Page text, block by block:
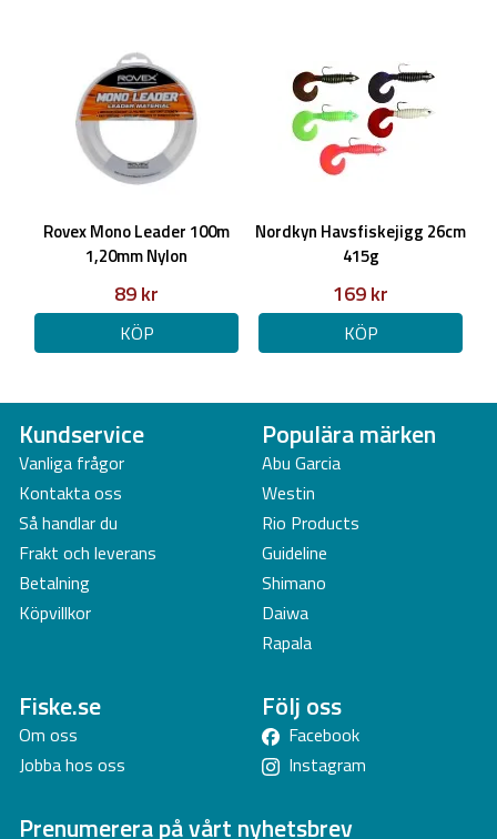
Rovex Mono Leader 100m
1,20mm Nylon
89 kr
KÖP
Nordkyn Havsfiskejigg 26cm
415g
169 kr
KÖP
Kundservice
Vanliga frågor
Kontakta oss
Så handlar du
Frakt och leverans
Betalning
Köpvillkor
Populära märken
Abu Garcia
Westin
Rio Products
Guideline
Shimano
Daiwa
Rapala
Fiske.se
Om oss
Jobba hos oss
Följ oss
Facebook
Instagram
Prenumerera på vårt nyhetsbrev